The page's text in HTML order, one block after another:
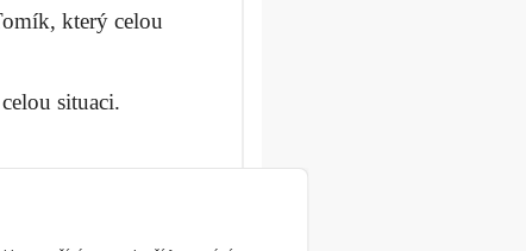
který celou
situaci.